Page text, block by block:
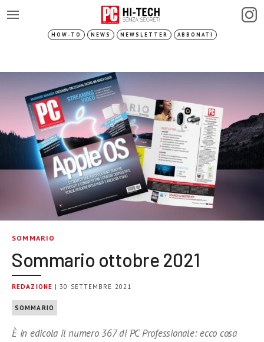
HOW-TO NEWS NEWSLETTER ABBONATI
SOMMARIO
Sommario ottobre 2021
REDAZIONE | 30 SETTEMBRE 2021
SOMMARIO
È in edicola il numero 367 di PC Professionale: ecco cosa